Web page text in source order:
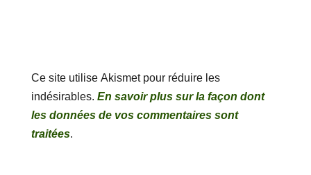
Ce site utilise Akismet pour réduire les
indésirables. En savoir plus sur la façon dont
les données de vos commentaires sont
traitées.